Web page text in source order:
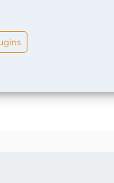
Thema
auf die
natürlich niemand